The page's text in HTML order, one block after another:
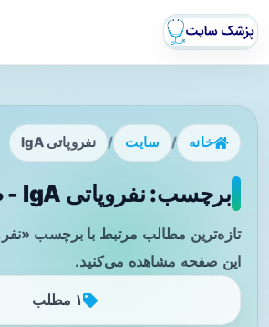
خانه / سایت / نفروپاتی IgA
برچسب: نفروپاتی IgA - صفحه 1
این صفحه مشاهده می‌کنید.
۱ مطلب